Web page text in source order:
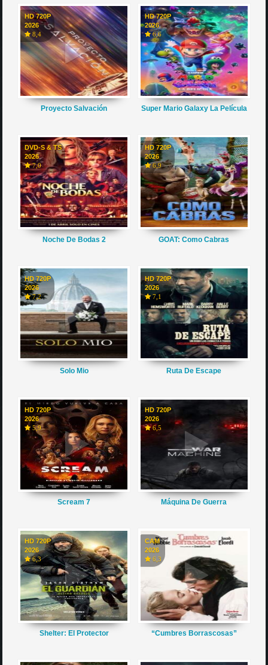
HD 720P
2026
8,4
Proyecto Salvación
HD 720P
2026
6,6
Super Mario Galaxy La Película
DVD-S & TS
2026
7,0
Noche De Bodas 2
HD 720P
2026
6,9
GOAT: Como Cabras
HD 720P
2026
7,2
Solo Mio
HD 720P
2026
7,1
Ruta De Escape
HD 720P
2026
5,9
Scream 7
HD 720P
2026
6,5
Máquina De Guerra
HD 720P
2026
6,3
Shelter: El Protector
CAM
2026
6,3
“Cumbres Borrascosas”